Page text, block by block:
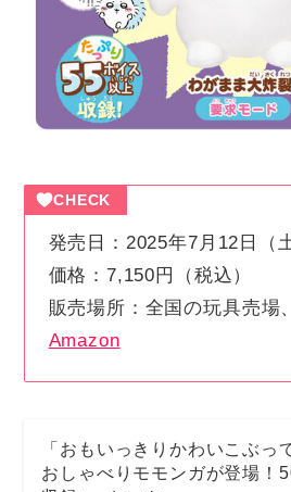
CHECK
発売日：2025年7月12日（
価格：7,150円（税込）
販売場所：全国の玩具売場
Amazon
「おもいっきりかわいこぶっ
おしゃべりモモンガが登場！